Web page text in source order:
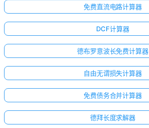
免费直流电路计算器
DCF计算器
德布罗意波长免费计算器
自由无谓损失计算器
免费债务合并计算器
德拜长度求解器